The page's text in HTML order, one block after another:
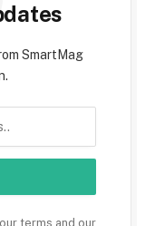
SmartMag
terms and our